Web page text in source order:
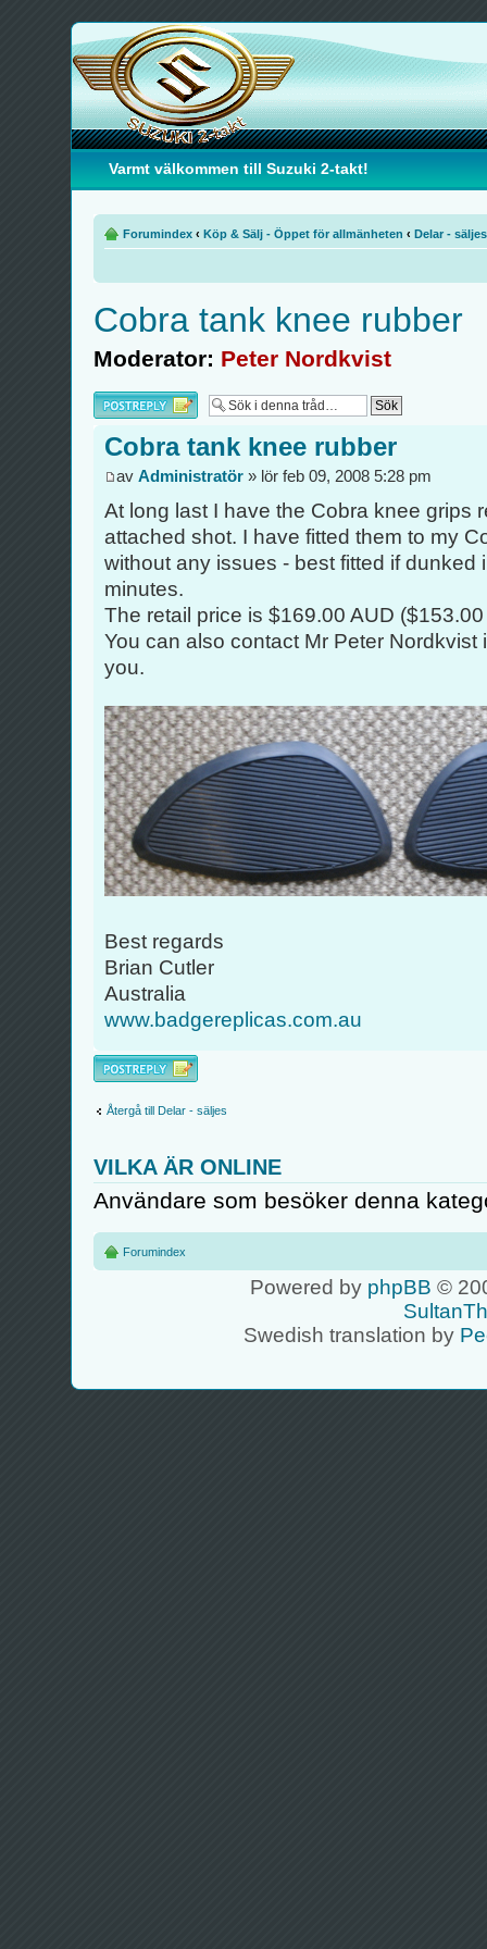
Varmt välkommen till Suzuki 2-takt!
Forumindex ‹ Köp & Sälj - Öppet för allmänheten ‹ Delar - säljes
Cobra tank knee rubber
Moderator: Peter Nordkvist
Besvara
Cobra tank knee rubber
av Administratör » lör feb 09, 2008 5:28 pm
At long last I have the Cobra knee grips
attached shot. I have fitted them to my
without any issues - best fitted if dunked
minutes.
The retail price is $169.00 AUD
You can also contact Mr Peter
you.
Best regards
Brian Cutler
Australia
www.badgereplicas.com.au
Besvara
Återgå till Delar - säljes
VILKA ÄR ONLINE
Användare som besöker denna
Forumindex
Powered by phpBB ©
Swedish translation by